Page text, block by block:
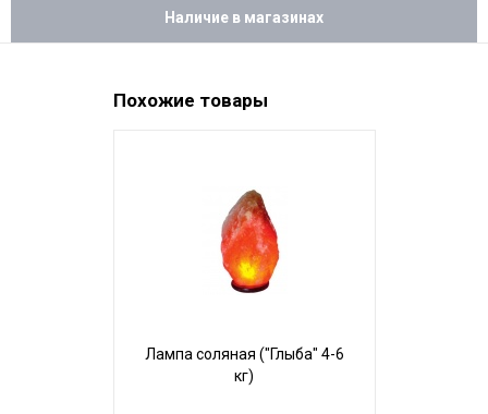
Наличие в магазинах
Похожие товары
Лампа соляная ("Глыба" 4-6
кг)